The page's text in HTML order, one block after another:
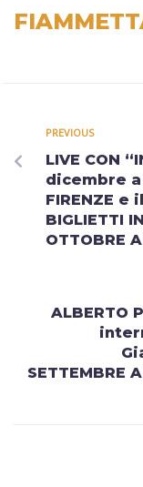
PREVIOUS
LIVE CON
dicembre a
FIRENZE e
BIGLIETTI
OTTOBRE
ALBERTO
SETTEMBRE